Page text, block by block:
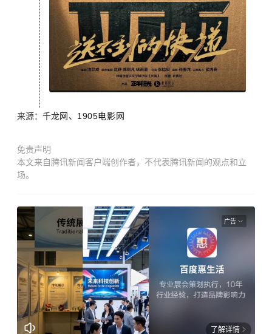
来源：千龙网、1905电影网
免责声明
本文来自腾讯新闻客户端创作者，不代表腾讯新闻的观点和立
场。
广告
了解详情